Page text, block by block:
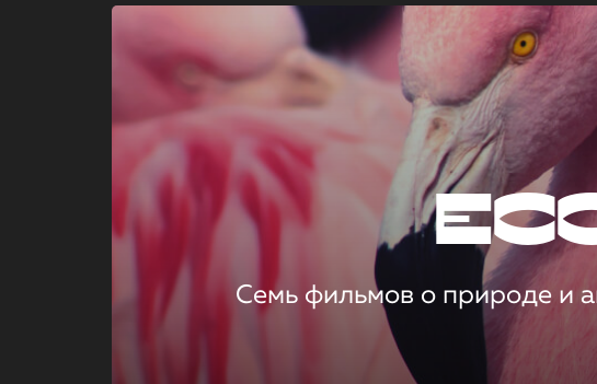
Семь фильмов о природе и